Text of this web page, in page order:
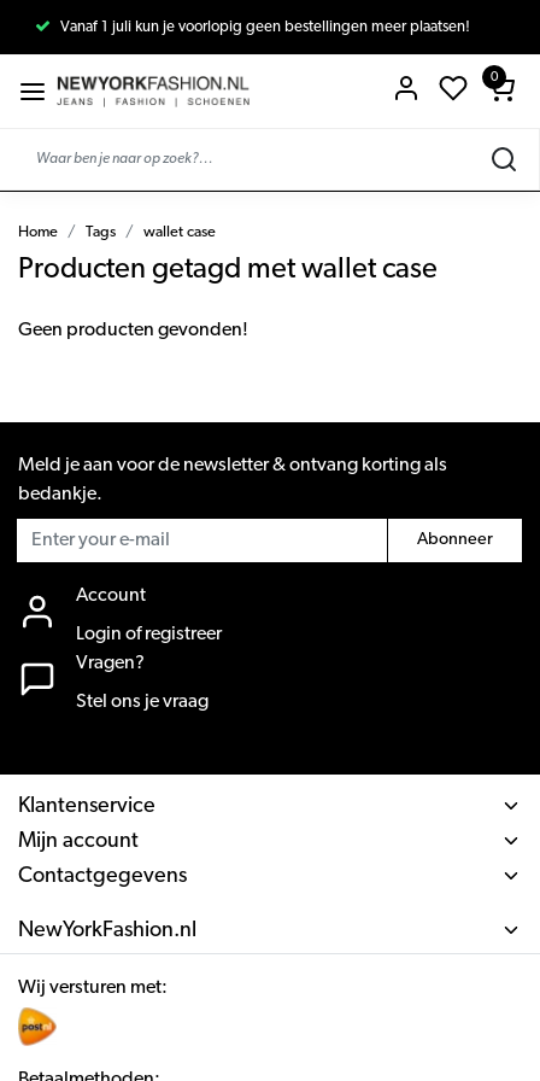
Vanaf 1 juli kun je voorlopig geen bestellingen meer plaatsen!
0
Home Tags wallet case
Producten getagd met wallet case
Geen producten gevonden!
Meld je aan voor de newsletter & ontvang korting als
bedankje.
Abonneer
Account
Login of registreer
Vragen?
Stel ons je vraag
Klantenservice
Mijn account
Contactgegevens
NewYorkFashion.nl
Wij versturen met: